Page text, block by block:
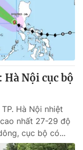
Hà Nội cục bộ
Hà Nội nhiệt
nhất 27-29 độ
cục bộ có...